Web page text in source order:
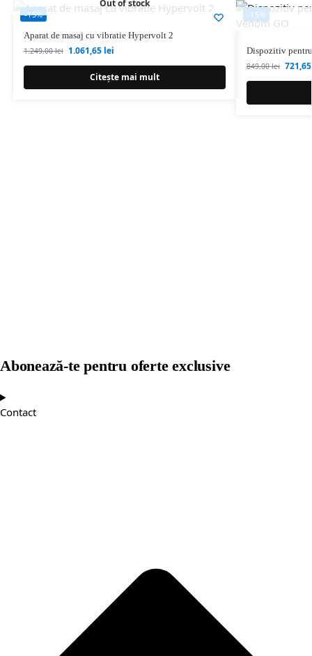
-15%
Out of stock
Aparat de masaj cu vibratie Hypervolt 2
1.249,00lei 1.061,65 lei
Citește mai mult
-15%
Dispozitiv
849,00lei
Abonează-te pentru oferte exclusive
Contact